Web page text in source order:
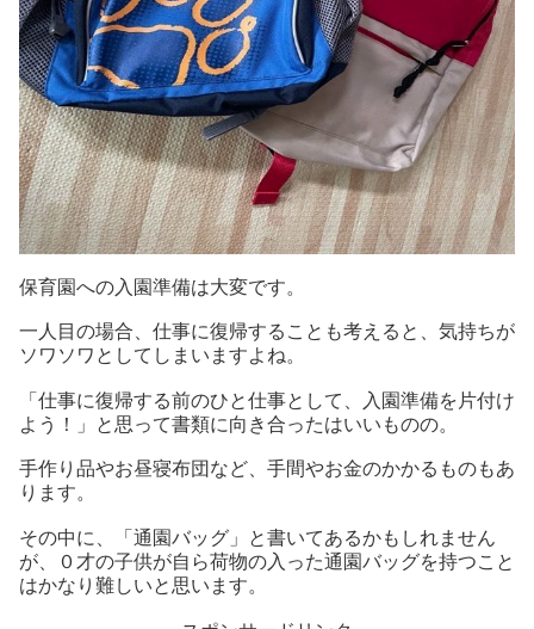
保育園への入園準備は大変です。
一人目の場合、仕事に復帰することも考えると、気持ちが
ソワソワとしてしまいますよね。
「仕事に復帰する前のひと仕事として、入園準備を片付け
よう！」と思って書類に向き合ったはいいものの。
手作り品やお昼寝布団など、手間やお金のかかるものもあ
ります。
その中に、「通園バッグ」と書いてあるかもしれません
が、０才の子供が自ら荷物の入った通園バッグを持つこと
はかなり難しいと思います。